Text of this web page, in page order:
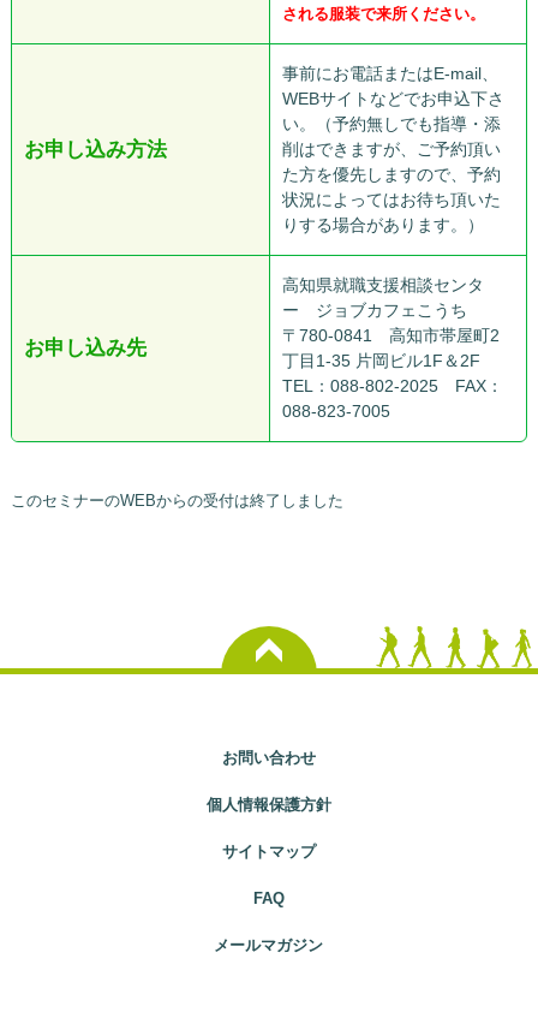
される服装で来所ください。
お申し込み方法
事前にお電話またはE-mail、
WEBサイトなどでお申込下さ
い。（予約無しでも指導・添
削はできますが、ご予約頂い
た方を優先しますので、予約
状況によってはお待ち頂いた
りする場合があります。）
お申し込み先
高知県就職支援相談センタ
ー ジョブカフェこうち
〒780-0841 高知市帯屋町2
丁目1-35 片岡ビル1F＆2F
TEL：088-802-2025 FAX：
088-823-7005
このセミナーのWEBからの受付は終了しました
お問い合わせ
個人情報保護方針
サイトマップ
FAQ
メールマガジン